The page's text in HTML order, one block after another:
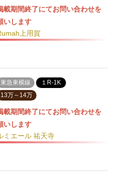
載期間終了にてお問い合わせを
いします
上用賀
東急東横線
１R-1K
13万～14万
載期間終了にてお問い合わせを
いします
ミエール 祐天寺